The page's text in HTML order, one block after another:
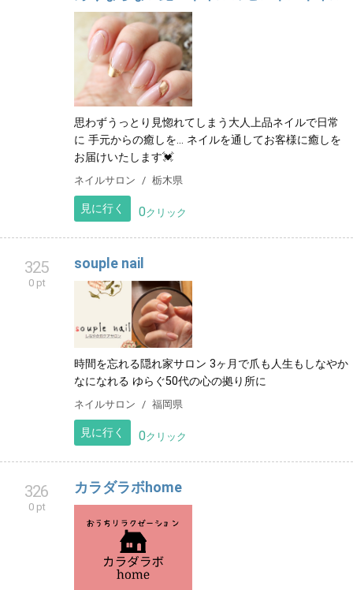
思わずうっとり見惚れてしまう大人上品ネイルで日常
に 手元からの癒しを... ネイルを通してお客様に癒しを
お届けいたします💓
ネイルサロン 栃木県
見に行く 0クリック
325
0 pt
souple nail
時間を忘れる隠れ家サロン 3ヶ月で爪も人生もしなやか
なになれる ゆらぐ50代の心の拠り所に
ネイルサロン 福岡県
見に行く 0クリック
326
0 pt
カラダラボhome